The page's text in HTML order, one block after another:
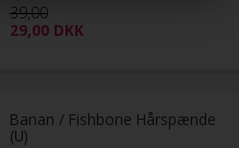
39,00
29,00 DKK
Banan / Fishbone Hårspænde
(U)